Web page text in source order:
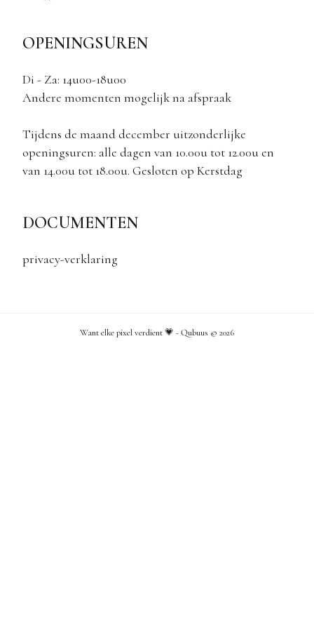
OPENINGSUREN
Di - Za: 14u00-18u00
Andere momenten mogelijk na afspraak
Tijdens de maand december uitzonderlijke
openingsuren: alle dagen van 10.00u tot 12.00u en
van 14.00u tot 18.00u. Gesloten op Kerstdag
DOCUMENTEN
privacy-verklaring
Want elke pixel verdient 💗 - Qubuus © 2026